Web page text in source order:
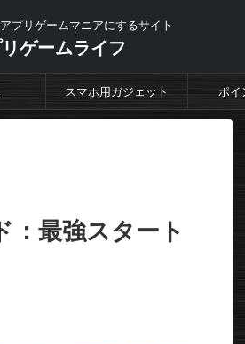
プリゲームマニアにするサイト
ゲームライフ
スマホ用ガジェット ポイ
：最強スタート